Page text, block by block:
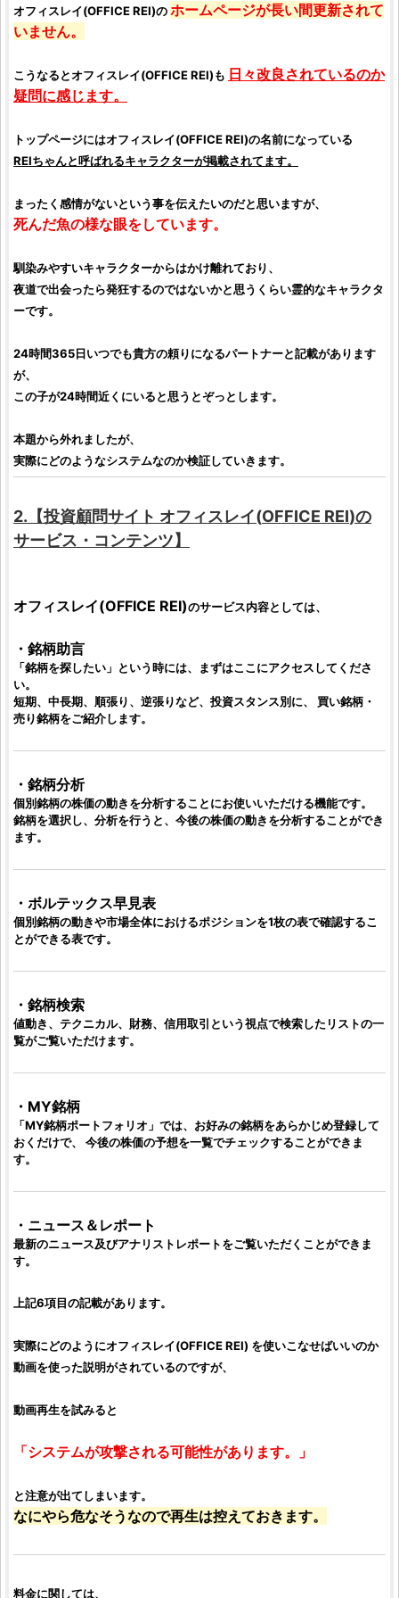
オフィスレイ(OFFICE REI)のホームページが長い間更新されて
いません。
こうなるとオフィスレイ(OFFICE REI)も 日々改良されているのか
疑問に感じます。
トップページにはオフィスレイ(OFFICE REI)の名前になっている
REIちゃんと呼ばれるキャラクターが掲載されてます。
まったく感情がないという事を伝えたいのだと思いますが、
死んだ魚の様な眼をしています。
馴染みやすいキャラクターからはかけ離れており、
夜道で出会ったら発狂するのではないかと思うくらい霊的なキャラクタ
ーです。
24時間365日いつでも貴方の頼りになるパートナーと記載があります
が、
この子が24時間近くにいると思うとぞっとします。
本題から外れましたが、
実際にどのようなシステムなのか検証していきます。
2.【投資顧問サイト オフィスレイ(OFFICE REI)の
サービス・コンテンツ】
オフィスレイ(OFFICE REI)のサービス内容としては、
・ 銘柄助言
「銘柄を探したい」という時には、まずはここにアクセスしてくださ
い。
短期、中長期、順張り、逆張りなど、 投資スタンス別に、 買い銘柄 ・
売り銘柄をご紹介します。
・ 銘柄分析
個別銘柄の株価の動きを分析することにお使いいただける機能です。
銘柄を選択し、分析を行うと、今後の株価の動きを分析することができ
ます。
・ボルテックス早見表
個別銘柄の動きや市場全体におけるポジションを1枚の表で確認するこ
とができる表です。
・ 銘柄検索
値動き、テクニカル、財務、信用取引という視点で検索したリストの一
覧がご覧いただけます。
・MY銘柄
「MY銘柄ポートフォリオ」では、お好みの銘柄をあらかじめ登録して
おくだけで、 今後の株価の予想を一覧でチェックすることができま
す。
・ニュース＆レポート
最新のニュース及びアナリストレポートをご覧いただくことができま
す。
上記6項目の記載があります。
実際にどのようにオフィスレイ(OFFICE REI) を使いこなせばいいのか
動画を使った説明がされているのですが、
動画再生を試みると
「システムが攻撃される可能性があります。」
と注意が出てしまいます。
なにやら危なそうなので再生は控えておきます。
料金に関しては、